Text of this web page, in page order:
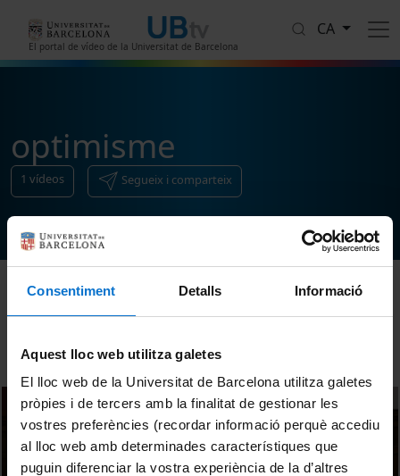
Consentiment Detalls Informació
Aquest lloc web utilitza galetes
El lloc web de la Universitat de Barcelona utilitza galetes
pròpies i de tercers amb la finalitat de gestionar les
vostres preferències (recordar informació perquè accediu
al lloc web amb determinades característiques que
puguin diferenciar la vostra experiència de la d’altres
El portal de vídeo de la Universitat de Barcelona
CA
optimisme
1 vídeos Segueix i comparteix
Ordenar